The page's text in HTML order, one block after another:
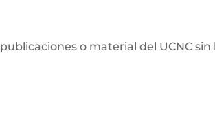
o material del UCNC